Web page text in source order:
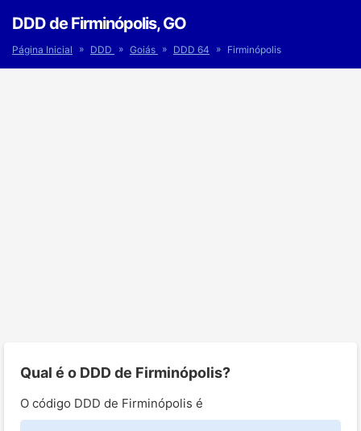
DDD de Firminópolis, GO
Página Inicial » DDD » Goiás » DDD 64 » Firminópolis
Qual é o DDD de Firminópolis?
O código DDD de Firminópolis é